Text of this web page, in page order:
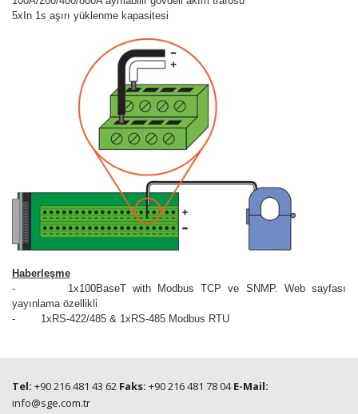
5xIn 1s aşırı yüklenme kapasitesi
Haberleşme
- 1x100BaseT with Modbus TCP ve SNMP. Web sayfası
yayınlama özellikli
- 1xRS-422/485 & 1xRS-485 Modbus RTU
Tel: +90 216 481 43 62 Faks: +90 216 481 78 04E-Mail:
info@sge.com.tr